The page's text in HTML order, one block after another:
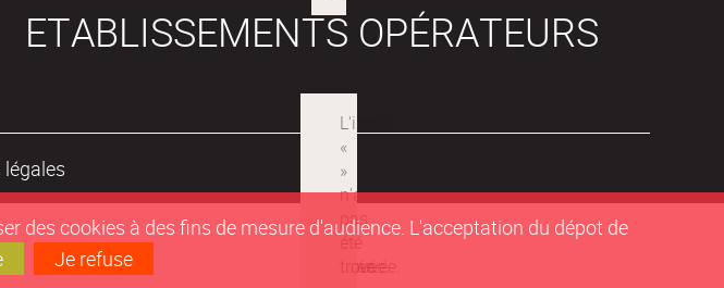
des cookies à des fins de mesure d'audience. L'acceptation du dépot de
Je refuse
ETABLISSEMENTS OPÉRATEURS